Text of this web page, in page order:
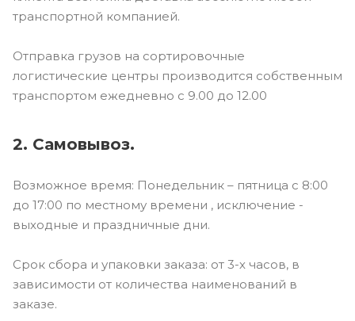
транспортной компанией.
Отправка грузов на сортировочные
логистические центры производится собственным
транспортом ежедневно с 9.00 до 12.00
2. Самовывоз.
Возможное время: Понедельник – пятница с 8:00
до 17:00 по местному времени , исключение -
выходные и праздничные дни.
Срок сбора и упаковки заказа: от 3-х часов, в
зависимости от количества наименований в
заказе.